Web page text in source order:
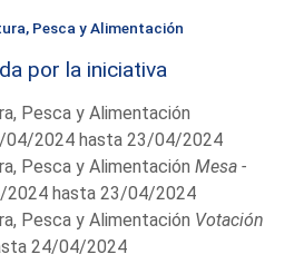
Pesca y Alimentación
por la iniciativa
Pesca y Alimentación
04/2024 hasta 23/04/2024
Pesca y AlimentaciónMesa -
2024 hasta 23/04/2024
Pesca y Alimentación Votación
24/04/2024